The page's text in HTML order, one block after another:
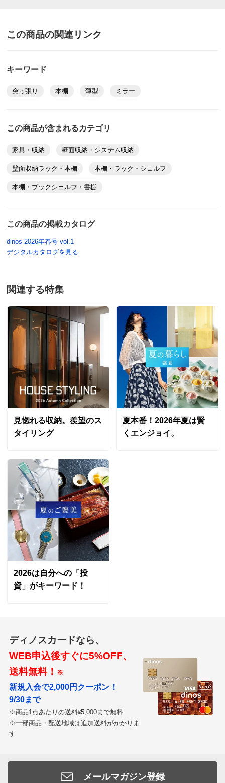
この商品の関連リンク
キーワード
突っ張り 本棚 薄型 ミラー
この商品が含まれるカテゴリ
家具・収納 壁面収納・システム収納
壁面収納ラック・本棚 本棚・ラック・シェルフ
本棚・ブックシェルフ・書棚
この商品の掲載カタログ
dinos 2026年春号 vol.1
デジタルカタログを見る
関連する特集
見惚れる収納。羨望のス
タイリング
夏本番！2026年夏は賢
くエンジョイ。
2026は自分への「投
資」がキーワード！
ディノスカードなら、
WEB申込後すぐに5%OFF、
送料無料！ ※
新規入会で2,000円クーポン！
9/30まで
※商品1点あたりの送料¥5,000まで無料
※一部商品・配送地域は追加送料がかかりま
す
メールマガジン登録